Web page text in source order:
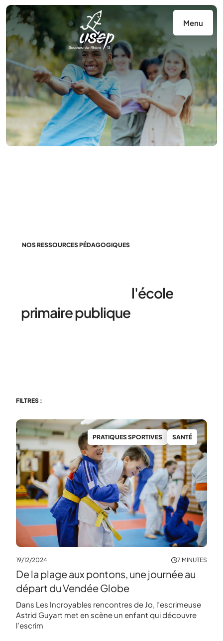
Menu
NOS RESSOURCES PÉDAGOGIQUES
l'école
primaire publique
FILTRES :
PRATIQUES SPORTIVES SANTÉ
19/12/2024 7 MINUTES
De la plage aux pontons, une journée au
départ du Vendée Globe
Dans Les Incroyables rencontres de Jo, l’escrimeuse
Astrid Guyart met en scène un enfant qui découvre
l’escrim
Panneau de gestion des cookies